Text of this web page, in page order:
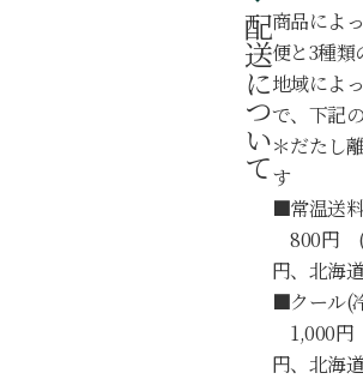
配送について商品によ
便と3種類
地域によ
で、下記
＊だたし
す
■常温送
800円 (
円、北海
■クール(
1,000
円、北海